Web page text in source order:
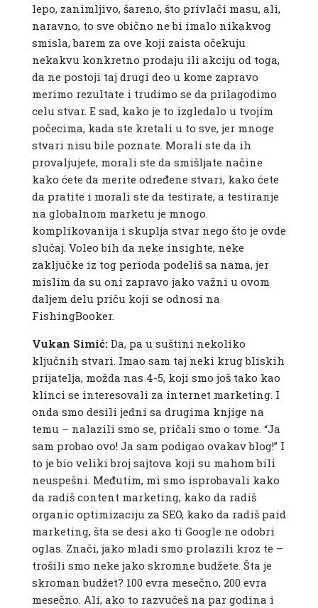
lepo, zanimljivo, šareno, što privlači masu, ali,
naravno, to sve obično ne bi imalo nikakvog
smisla, barem za ove koji zaista očekuju
nekakvu konkretno prodaju ili akciju od toga,
da ne postoji taj drugi deo u kome zapravo
merimo rezultate i trudimo se da prilagodimo
celu stvar. E sad, kako je to izgledalo u tvojim
počecima, kada ste kretali u to sve, jer mnoge
stvari nisu bile poznate. Morali ste da ih
provaljujete, morali ste da smišljate načine
kako ćete da merite određene stvari, kako ćete
da pratite i morali ste da testirate, a testiranje
na globalnom marketu je mnogo
komplikovanija i skuplja stvar nego što je ovde
slučaj. Voleo bih da neke insighte, neke
zaključke iz tog perioda podeliš sa nama, jer
mislim da su oni zapravo jako važni u ovom
daljem delu priču koji se odnosi na
FishingBooker.
Vukan Simić:Da, pa u suštini nekoliko
ključnih stvari. Imao sam taj neki krug bliskih
prijatelja, možda nas 4-5, koji smo još tako kao
klinci se interesovali za internet marketing. I
onda smo desili jedni sa drugima knjige na
temu – nalazili smo se, pričali smo o tome. “Ja
sam probao ovo! Ja sam podigao ovakav blog!” I
to je bio veliki broj sajtova koji su mahom bili
neuspešni. Međutim, mi smo isprobavali kako
da radiš content marketing, kako da radiš
organic optimizaciju za SEO, kako da radiš paid
marketing, šta se desi ako ti Google ne odobri
oglas. Znači, jako mladi smo prolazili kroz te –
trošili smo neke jako skromne budžete. Šta je
skroman budžet? 100 evra mesečno, 200 evra
mesečno. Ali, ako to razvučeš na par godina i